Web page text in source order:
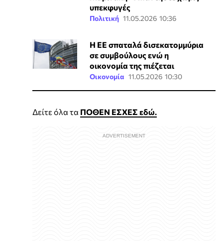
υπεκφυγές
Πολιτική 11.05.2026 10:36
Η ΕΕ σπαταλά δισεκατομμύρια
σε συμβούλους ενώ η
οικονομία της πιέζεται
Οικονομία 11.05.2026 10:30
Δείτε όλα τα ΠΟΘΕΝ ΕΣΧΕΣ εδώ.